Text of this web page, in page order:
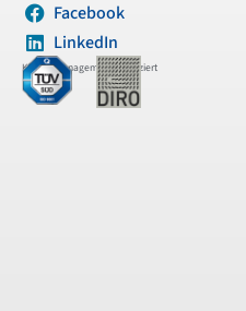
Facebook
LinkedIn
Kanzleimanagement zertifiziert